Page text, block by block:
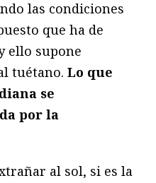
las condiciones
que ha de
ello supone
tuétano. Lo que
se
por la
al sol, si es la